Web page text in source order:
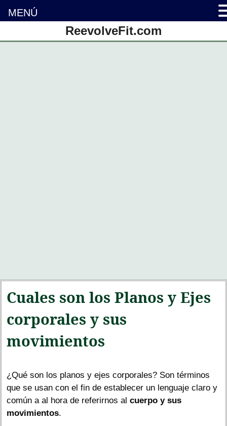
al
ReevolveFit.com
Cuales son los Planos y Ejes
corporales y sus
movimientos
¿Qué son los planos y ejes corporales? Son términos
que se usan con el fin de establecer un lenguaje claro y
común a al hora de referirnos al cuerpo y sus
movimientos.
MENÚ